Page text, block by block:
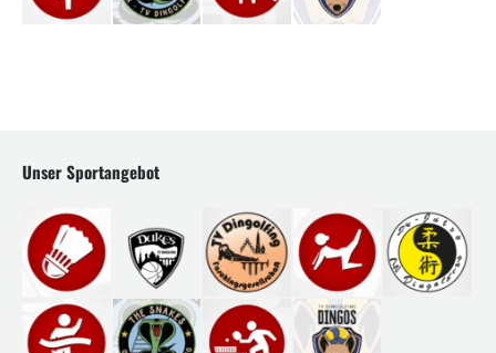
Unser Sportangebot